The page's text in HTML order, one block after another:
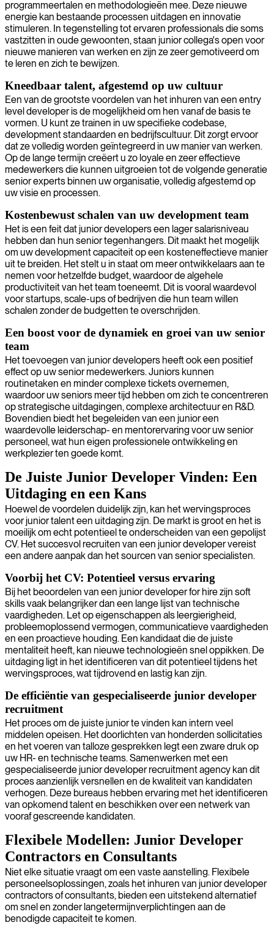
programmeertalen en methodologieën mee. Deze nieuwe
energie kan bestaande processen uitdagen en innovatie
stimuleren. In tegenstelling tot ervaren professionals die soms
vastzitten in oude gewoonten, staan junior collega's open voor
nieuwe manieren van werken en zijn ze zeer gemotiveerd om
te leren en zich te bewijzen.
Kneedbaar talent, afgestemd op uw cultuur
Een van de grootste voordelen van het inhuren van een entry
level developer is de mogelijkheid om hen vanaf de basis te
vormen. U kunt ze trainen in uw specifieke codebase,
development standaarden en bedrijfscultuur. Dit zorgt ervoor
dat ze volledig worden geïntegreerd in uw manier van werken.
Op de lange termijn creëert u zo loyale en zeer effectieve
medewerkers die kunnen uitgroeien tot de volgende generatie
senior experts binnen uw organisatie, volledig afgestemd op
uw visie en processen.
Kostenbewust schalen van uw development team
Het is een feit dat junior developers een lager salarisniveau
hebben dan hun senior tegenhangers. Dit maakt het mogelijk
om uw development capaciteit op een kosteneffectieve manier
uit te breiden. Het stelt u in staat om meer ontwikkelaars aan te
nemen voor hetzelfde budget, waardoor de algehele
productiviteit van het team toeneemt. Dit is vooral waardevol
voor startups, scale-ups of bedrijven die hun team willen
schalen zonder de budgetten te overschrijden.
Een boost voor de dynamiek en groei van uw senior
team
Het toevoegen van junior developers heeft ook een positief
effect op uw senior medewerkers. Juniors kunnen
routinetaken en minder complexe tickets overnemen,
waardoor uw seniors meer tijd hebben om zich te concentreren
op strategische uitdagingen, complexe architectuur en R&D.
Bovendien biedt het begeleiden van een junior een
waardevolle leiderschap- en mentorervaring voor uw senior
personeel, wat hun eigen professionele ontwikkeling en
werkplezier ten goede komt.
De Juiste Junior Developer Vinden: Een
Uitdaging en een Kans
Hoewel de voordelen duidelijk zijn, kan het wervingsproces
voor junior talent een uitdaging zijn. De markt is groot en het is
moeilijk om echt potentieel te onderscheiden van een gepolijst
CV. Het succesvol recruiten van een junior developer vereist
een andere aanpak dan het sourcen van senior specialisten.
Voorbij het CV: Potentieel versus ervaring
Bij het beoordelen van een junior developer for hire zijn soft
skills vaak belangrijker dan een lange lijst van technische
vaardigheden. Let op eigenschappen als leergierigheid,
probleemoplossend vermogen, communicatieve vaardigheden
en een proactieve houding. Een kandidaat die de juiste
mentaliteit heeft, kan nieuwe technologieën snel oppikken. De
uitdaging ligt in het identificeren van dit potentieel tijdens het
wervingsproces, wat tijdrovend en lastig kan zijn.
De efficiëntie van gespecialiseerde junior developer
recruitment
Het proces om de juiste junior te vinden kan intern veel
middelen opeisen. Het doorlichten van honderden sollicitaties
en het voeren van talloze gesprekken legt een zware druk op
uw HR- en technische teams. Samenwerken met een
gespecialiseerde junior developer recruitment agency kan dit
proces aanzienlijk versnellen en de kwaliteit van kandidaten
verhogen. Deze bureaus hebben ervaring met het identificeren
van opkomend talent en beschikken over een netwerk van
vooraf gescreende kandidaten.
Flexibele Modellen: Junior Developer
Contractors en Consultants
Niet elke situatie vraagt om een vaste aanstelling. Flexibele
personeelsoplossingen, zoals het inhuren van junior developer
contractors of consultants, bieden een uitstekend alternatief
om snel en zonder langetermijnverplichtingen aan de
benodigde capaciteit te komen.